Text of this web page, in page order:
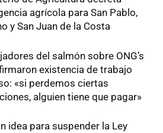
agrícola para San Pablo,
y San Juan de la Costa
del salmón sobre ONG’s
existencia de trabajo
«si perdemos ciertas
alguien tiene que pagar»
idea para suspender la Ley